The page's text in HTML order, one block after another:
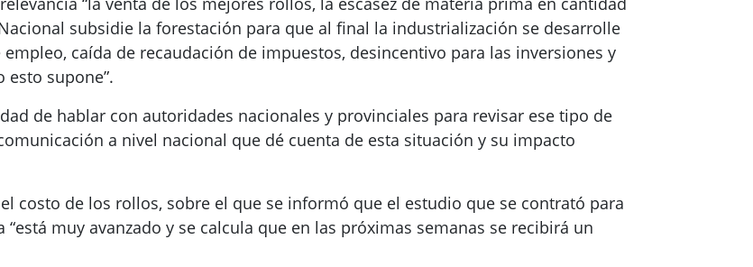
subsidie la forestación para que al final la industrialización se desarrolle
caída de recaudación de impuestos, desincentivo para las inversiones y
supone”.
de hablar con autoridades nacionales y provinciales para revisar ese tipo de
a nivel nacional que dé cuenta de esta situación y su impacto
costo de los rollos, sobre el que se informó que el estudio que se contrató para
muy avanzado y se calcula que en las próximas semanas se recibirá un